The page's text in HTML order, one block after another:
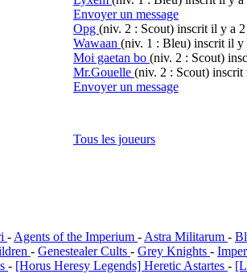
Envoyer un message
Opg (niv. 2 : Scout) inscrit il y a 2
Wawaan (niv. 1 : Bleu) inscrit il y
Moi gaetan bo (niv. 2 : Scout)
Mr.Gouelle (niv. 2 : Scout) inscrit
Envoyer un message
Tous les joueurs
-Agents of the Imperium -Astra Militarum -
- Genestealer Cults - Grey Knights -
- [Horus Heresy Legends] Heretic Astartes -